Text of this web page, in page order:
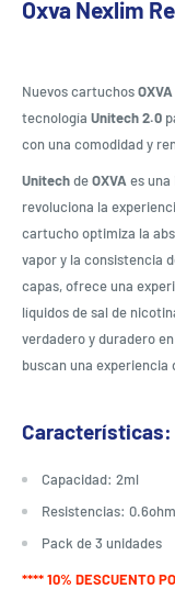
Oxva Nexlim
Nuevos cartuchos
tecnología Unitech 2.0
con una comodidad y
UnitechdeOXVA es
revoluciona la
cartucho optimiza la
vapor y la consistencia
capas, ofrece una
líquidos de sal de
verdadero y duradero
buscan una experiencia
Características:
Capacidad: 2ml
Resistencias:
Pack de 3 unidades
**** 10% DESCUENTO